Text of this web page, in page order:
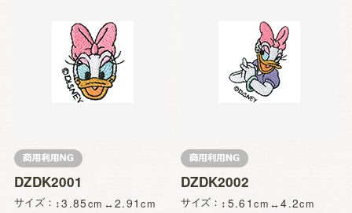
DZDK2001
サイズ 3.85 2.91
DZDK2002
サイズ 5.61 4.2